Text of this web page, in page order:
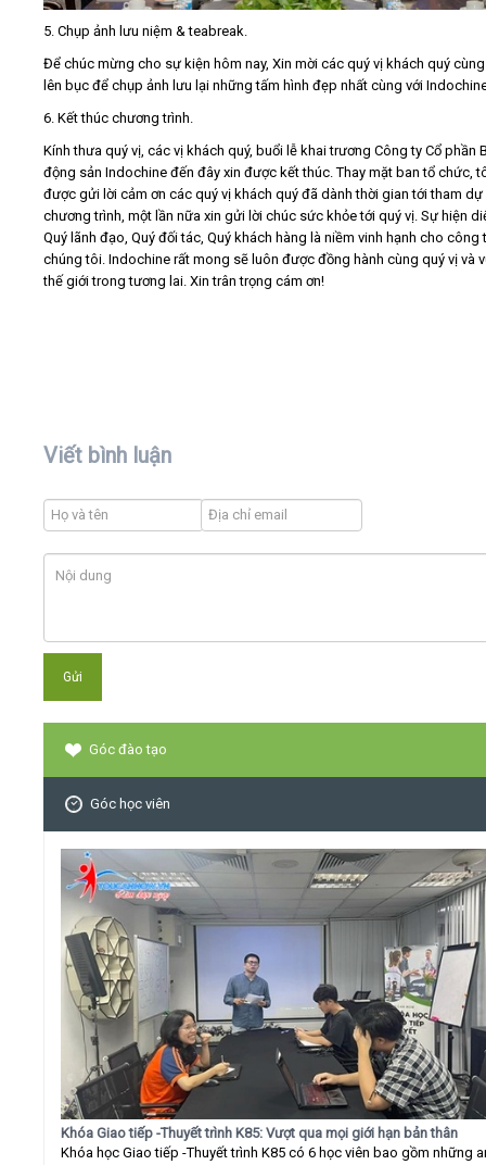
5. Chụp ảnh lưu niệm & teabreak.
Để chúc mừng cho sự kiện hôm nay, Xin mời các quý vị khách quý
lên bục để chụp ảnh lưu lại những tấm hình đẹp nhất cùng với
6. Kết thúc chương trình.
Kính thưa quý vị, các vị khách quý, buổi lễ khai trương Công ty Cổ phần
động sản Indochine đến đây xin được kết thúc. Thay mặt ban tổ chức,
được gửi lời cảm ơn các quý vị khách quý đã dành thời gian tới tham dự
chương trình, một lần nữa xin gửi lời chúc sức khỏe tới quý vị. Sự hiện
Quý lãnh đạo, Quý đối tác, Quý khách hàng là niềm vinh hạnh cho công
chúng tôi. Indochine rất mong sẽ luôn được đồng hành cùng quý vị và
thế giới trong tương lai. Xin trân trọng cám ơn!
Viết bình luận
Góc đào tạo
Góc học viên
Khóa Giao tiếp -Thuyết trình K85: Vượt qua mọi giới hạn bản thân
Khóa học Giao tiếp -Thuyết trình K85 có 6 học viên bao gồm những